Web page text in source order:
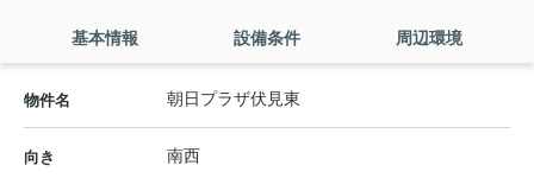
基本情報 設備条件 周辺環境
物件名 朝日プラザ伏見東
向き 南西